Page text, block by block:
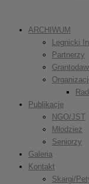
ARCHIWUM
Legnicki
Partnerzy
Publikacje
NGO/JST
Młodzież
Seniorzy
Galeria
Kontakt
Skargi/